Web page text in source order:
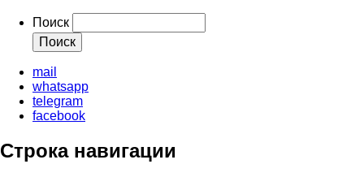
Поиск
mail
whatsapp
telegram
facebook
Строка навигации